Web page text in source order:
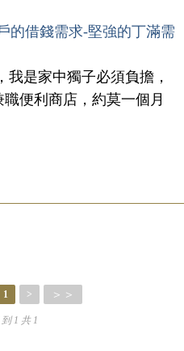
的借錢需求-堅強的丁滿需
是家中獨子必須負擔，
便利商店，約莫一個月
1 > ＞＞
1 共 1